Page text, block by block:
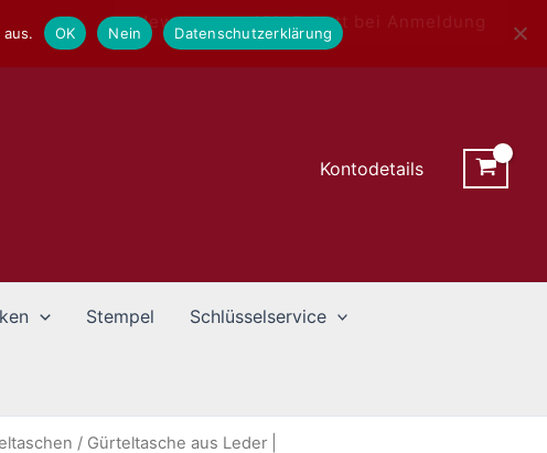
Newsletter - 10% Rabatt bei Anmeldung
Kontodetails
Stempel Schlüsselservice
/ Gürteltasche aus Leder |
OK Nein Datenschutzerklärung